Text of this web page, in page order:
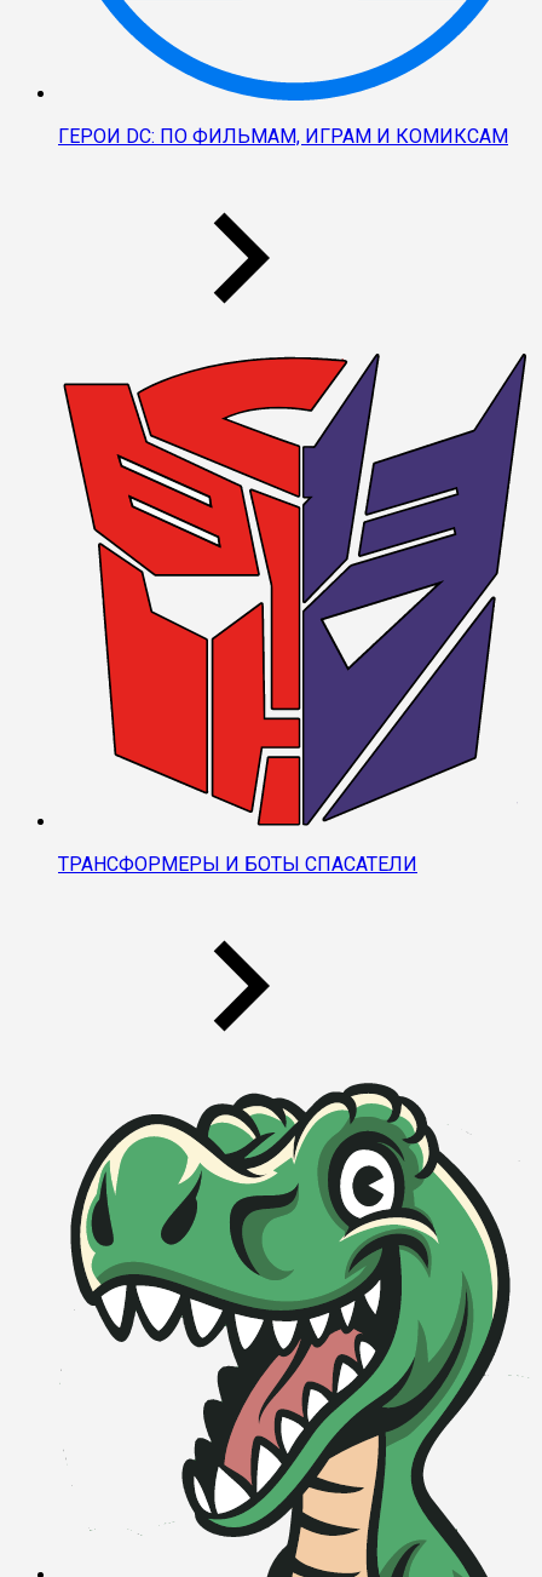
ГЕРОИ DC: ПО ФИЛЬМАМ, ИГРАМ И КОМИКСАМ
ТРАНСФОРМЕРЫ И БОТЫ СПАСАТЕЛИ